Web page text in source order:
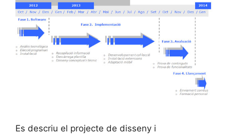
Es descriu el projecte de disseny i